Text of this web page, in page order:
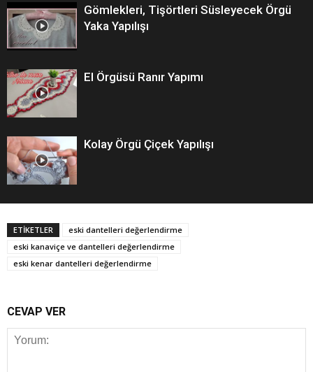
Gömlekleri, Tişörtleri Süsleyecek Örgü
Yaka Yapılışı
El Örgüsü Ranır Yapımı
Kolay Örgü Çiçek Yapılışı
ETİKETLER
eski dantelleri değerlendirme
eski kanaviçe ve dantelleri değerlendirme
eski kenar dantelleri değerlendirme
CEVAP VER